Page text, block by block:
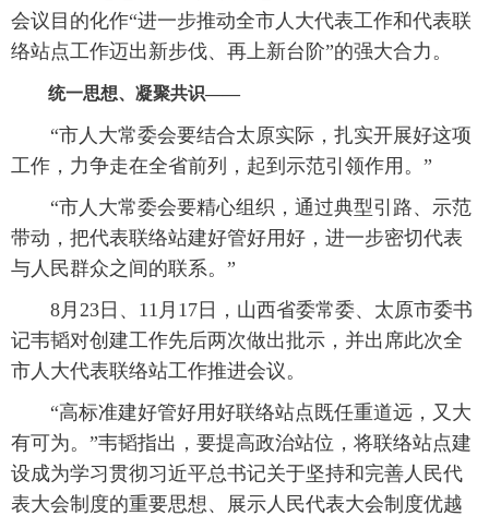
会议目的化作“进一步推动全市人大代表工作和代表联
络站点工作迈出新步伐、再上新台阶”的强大合力。
统一思想、凝聚共识——
“市人大常委会要结合太原实际，扎实开展好这项
工作，力争走在全省前列，起到示范引领作用。”
“市人大常委会要精心组织，通过典型引路、示范
带动，把代表联络站建好管好用好，进一步密切代表
与人民群众之间的联系。”
8月23日、11月17日，山西省委常委、太原市委书
记韦韬对创建工作先后两次做出批示，并出席此次全
市人大代表联络站工作推进会议。
“高标准建好管好用好联络站点既任重道远，又大
有可为。”韦韬指出，要提高政治站位，将联络站点建
设成为学习贯彻习近平总书记关于坚持和完善人民代
表大会制度的重要思想、展示人民代表大会制度优越